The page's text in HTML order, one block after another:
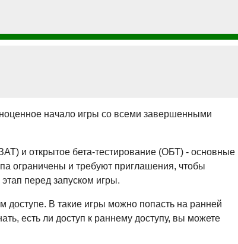
начало игры со всеми завершенными
и открытое бета-тестирование (ОБТ) - основные
ограничены и требуют приглашения, чтобы
перед запуском игры.
доступе. В такие игры можно попасть на ранней
есть ли доступ к раннему доступу, вы можете